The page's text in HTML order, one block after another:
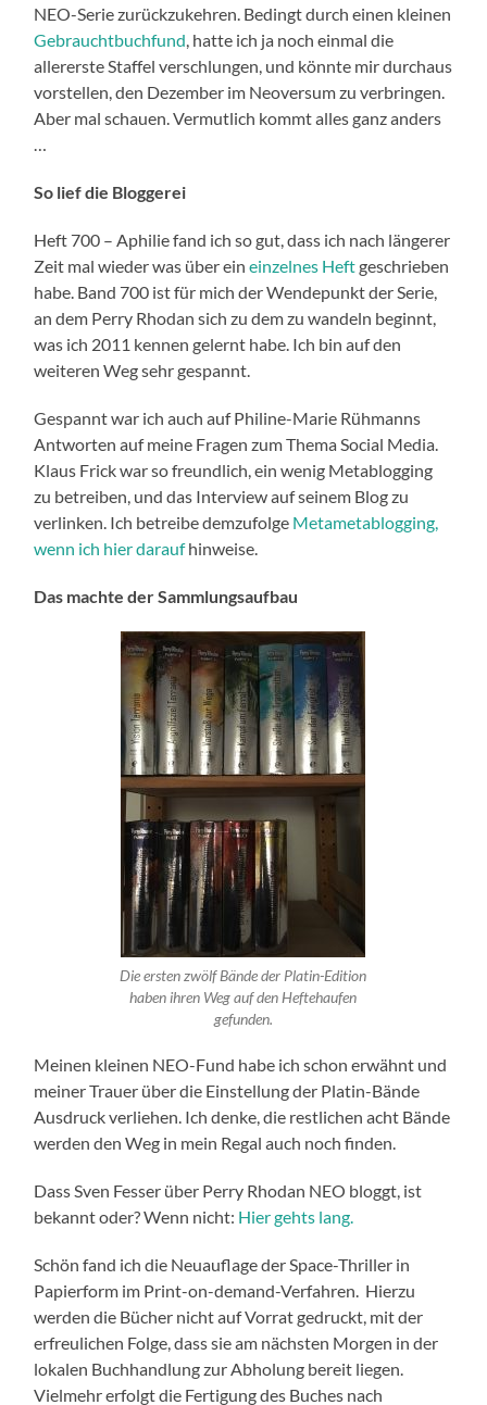
NEO-Serie zurückzukehren. Bedingt durch einen kleinen
Gebrauchtbuchfund, hatte ich ja noch einmal die
allererste Staffel verschlungen, und könnte mir durchaus
vorstellen, den Dezember im Neoversum zu verbringen.
Aber mal schauen. Vermutlich kommt alles ganz anders
…
So lief die Bloggerei
Heft 700 – Aphilie fand ich so gut, dass ich nach längerer
Zeit mal wieder was über eineinzelnes Heftgeschrieben
habe. Band 700 ist für mich der Wendepunkt der Serie,
an dem Perry Rhodan sich zu dem zu wandeln beginnt,
was ich 2011 kennen gelernt habe. Ich bin auf den
weiteren Weg sehr gespannt.
Gespannt war ich auch auf Philine-Marie Rühmanns
Antworten auf meine Fragen zum Thema Social Media.
Klaus Frick war so freundlich, ein wenig Metablogging
zu betreiben, und das Interview auf seinem Blog zu
verlinken. Ich betreibe demzufolge Metametablogging,
wenn ich hier daraufhinweise.
Das machte der Sammlungsaufbau
Die ersten zwölf Bände der Platin-Edition
haben ihren Weg auf den Heftehaufen
gefunden.
Meinen kleinen NEO-Fund habe ich schon erwähnt und
meiner Trauer über die Einstellung der Platin-Bände
Ausdruck verliehen. Ich denke, die restlichen acht Bände
werden den Weg in mein Regal auch noch finden.
Dass Sven Fesser über Perry Rhodan NEO bloggt, ist
bekannt oder? Wenn nicht: Hier gehts lang.
Schön fand ich die Neuauflage der Space-Thriller in
Papierform im Print-on-demand-Verfahren. Hierzu
werden die Bücher nicht auf Vorrat gedruckt, mit der
erfreulichen Folge, dass sie am nächsten Morgen in der
lokalen Buchhandlung zur Abholung bereit liegen.
Vielmehr erfolgt die Fertigung des Buches nach